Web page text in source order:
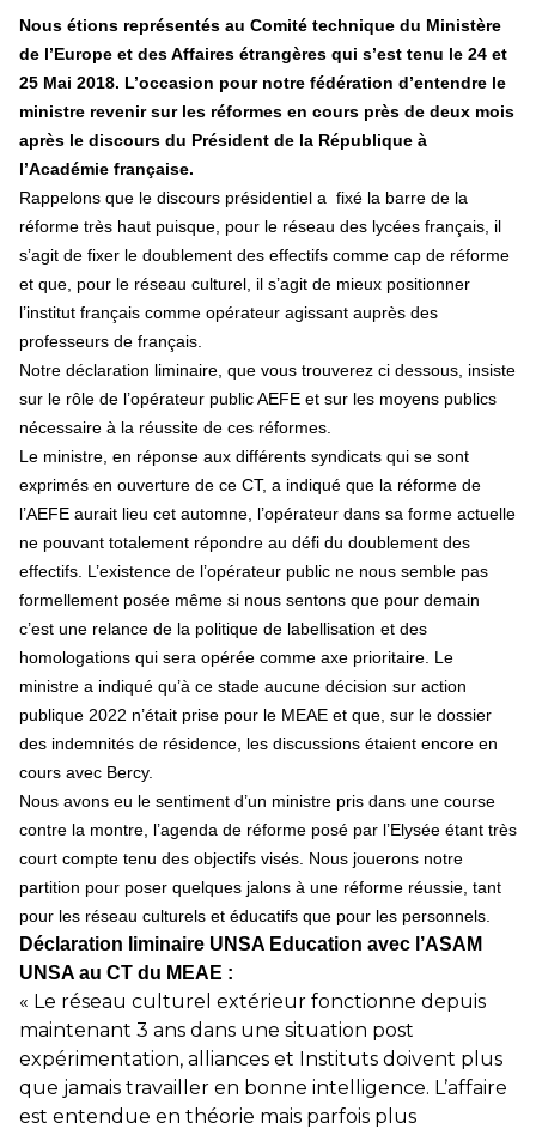
Nous étions représentés au Comité technique du Ministère
de l’Europe et des Affaires étrangères qui s’est tenu le 24 et
25 Mai 2018. L’occasion pour notre fédération d’entendre le
ministre revenir sur les réformes en cours près de deux mois
après le discours du Président de la République à
l’Académie française.
Rappelons que le discours présidentiel a fixé la barre de la
réforme très haut puisque, pour le réseau des lycées français, il
s’agit de fixer le doublement des effectifs comme cap de réforme
et que, pour le réseau culturel, il s’agit de mieux positionner
l’institut français comme opérateur agissant auprès des
professeurs de français.
Notre déclaration liminaire, que vous trouverez ci dessous, insiste
sur le rôle de l’opérateur public AEFE et sur les moyens publics
nécessaire à la réussite de ces réformes.
Le ministre, en réponse aux différents syndicats qui se sont
exprimés en ouverture de ce CT, a indiqué que la réforme de
l’AEFE aurait lieu cet automne, l’opérateur dans sa forme actuelle
ne pouvant totalement répondre au défi du doublement des
effectifs. L’existence de l’opérateur public ne nous semble pas
formellement posée même si nous sentons que pour demain
c’est une relance de la politique de labellisation et des
homologations qui sera opérée comme axe prioritaire. Le
ministre a indiqué qu’à ce stade aucune décision sur action
publique 2022 n’était prise pour le MEAE et que, sur le dossier
des indemnités de résidence, les discussions étaient encore en
cours avec Bercy.
Nous avons eu le sentiment d’un ministre pris dans une course
contre la montre, l’agenda de réforme posé par l’Elysée étant très
court compte tenu des objectifs visés. Nous jouerons notre
partition pour poser quelques jalons à une réforme réussie, tant
pour les réseau culturels et éducatifs que pour les personnels.
Déclaration liminaire UNSA Education avec l’ASAM
UNSA au CT du MEAE :
« Le réseau culturel extérieur fonctionne depuis
maintenant 3 ans dans une situation post
expérimentation, alliances et Instituts doivent plus
que jamais travailler en bonne intelligence. L’affaire
est entendue en théorie mais parfois plus